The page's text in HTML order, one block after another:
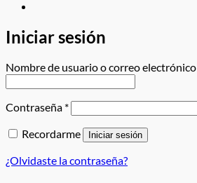
Iniciar sesión
Nombre de usuario o correo electrónico
Contraseña *Requerido
Recordarme Iniciar sesión
¿Olvidaste la contraseña?